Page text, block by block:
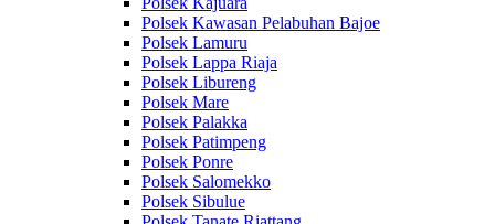
Polsek Kawasan Pelabuhan Bajoe
Polsek Lamuru
Polsek Lappa Riaja
Polsek Libureng
Polsek Mare
Polsek Palakka
Polsek Patimpeng
Polsek Ponre
Polsek Salomekko
Polsek Sibulue